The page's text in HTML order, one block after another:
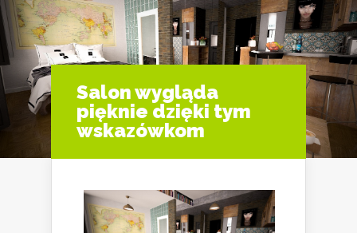
Salon wygląda
pięknie dzięki tym
wskazówkom